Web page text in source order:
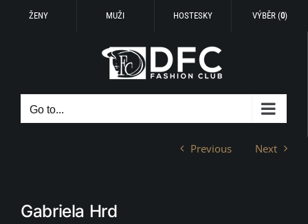
ŽENY MUŽI HOSTESKY VÝBĚR (0)
Go to...
Previous Next
Gabriela Hrd